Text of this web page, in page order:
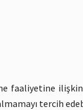
faaliyetine
tercih